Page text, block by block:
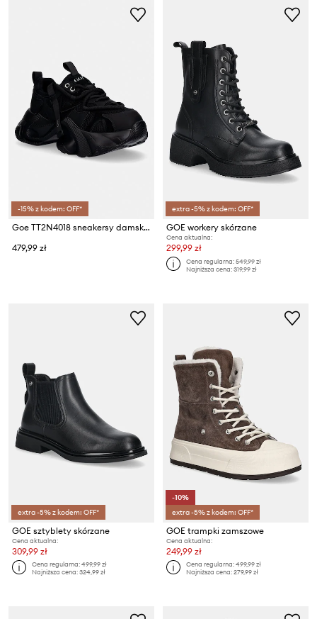
-15% z kodem: OFF*
Goe TT2N4018 sneakersy damskie
479,99 zł
extra -5% z kodem: OFF*
GOE workery skórzane
Cena aktualna:
299,99 zł
Cena regularna:549,99 zł
Najniższa cena:319,99 zł
extra -5% z kodem: OFF*
GOE sztyblety skórzane
Cena aktualna:
309,99 zł
Cena regularna:499,99 zł
Najniższa cena:324,99 zł
-10%
extra -5% z kodem: OFF*
GOE trampki zamszowe
Cena aktualna:
249,99 zł
Cena regularna:499,99 zł
Najniższa cena:279,99 zł